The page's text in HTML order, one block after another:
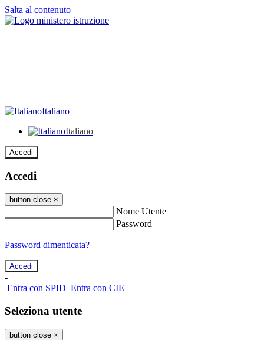
Salta al contenuto
Italiano
Italiano
Accedi
Accedi
button close ×
Nome Utente
Password
Password dimenticata?
-
Entra con SPID Entra con CIE
Seleziona utente
button close ×